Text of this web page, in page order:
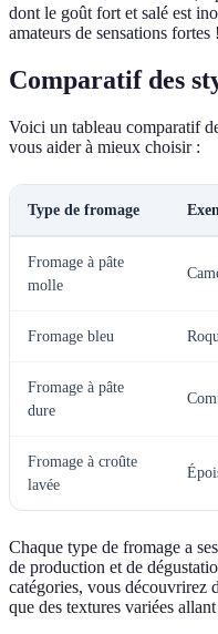
dont le goût fort et salé est
amateurs de sensations fortes !
Comparatif des
Voici un tableau comparatif
vous aider à mieux choisir :
Type de fromage
Fromage à pâte
molle
Fromage bleu
Fromage à pâte
dure
Fromage à croûte
lavée
Chaque type de fromage a
de production et de
catégories, vous découvrirez
que des textures variées